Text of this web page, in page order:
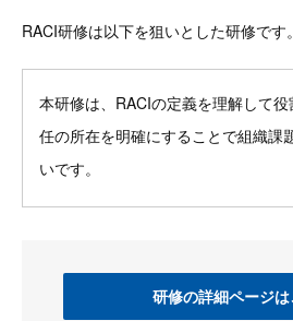
RACI研修は以下を狙いとした研修です。
本研修は、RACIの定義を理解して
任の所在を明確にすることで組織課
いです。
研修の詳細ページ